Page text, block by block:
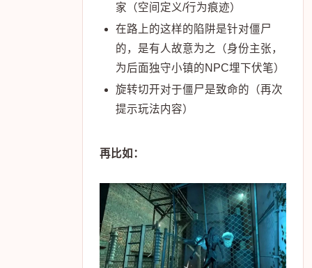
家（空间定义/行为痕迹）
在路上的这样的陷阱是针对僵尸
的，是有人故意为之（身份主张，
为后面独守小镇的NPC埋下伏笔）
旋转切开对于僵尸是致命的（再次
提示玩法内容）
再比如：